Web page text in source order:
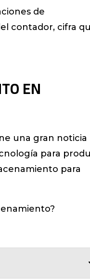
de
contador, cifra
EN
una gran noticia
para
para